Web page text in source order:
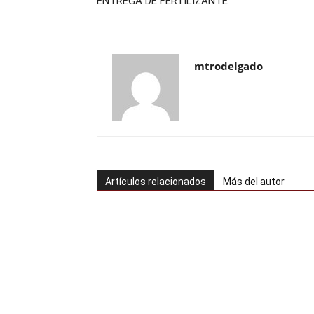
mtrodelgado
Artículos relacionados Más del autor